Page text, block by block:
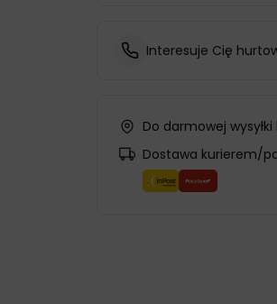
Interesuje Cię
Do darmowej
Dostawa kurierem/